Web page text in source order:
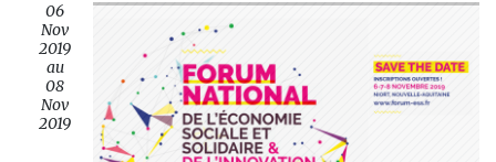
06
Nov
2019
au
08
Nov
2019